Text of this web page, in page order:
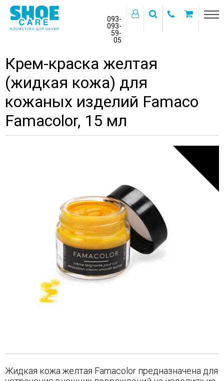
093-
093-
59-
05
Крем-краска желтая
(жидкая кожа) для
кожаных изделий Famaco
Famacolor, 15 мл
Жидкая кожа желтая Famacolor предназначена для